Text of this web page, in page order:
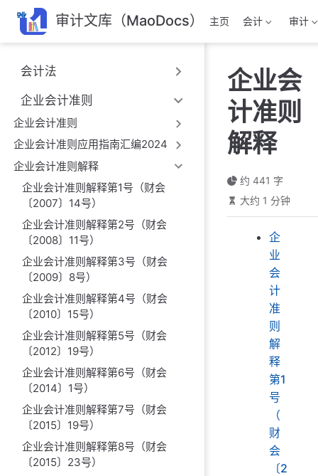
跳
至
主
內
容
审计文库（MaoDocs） 主页 会计 审计
会计法
企业会计准则
企业会计准则
企业会计准则应用指南汇编2024
企业会计准则解释
企业会计准则解释第1号（财会
〔2007〕14号）
企业会计准则解释第2号（财会
〔2008〕11号）
企业会计准则解释第3号（财会
〔2009〕8号）
企业会计准则解释第4号（财会
〔2010〕15号）
企业会计准则解释第5号（财会
〔2012〕19号）
企业会计准则解释第6号（财会
〔2014〕1号）
企业会计准则解释第7号（财会
〔2015〕19号）
企业会计准则解释第8号（财会
〔2015〕23号）
企业会
计准则
解释
约 441 字
大约 1 分钟
企
业
会
计
准
则
解
释
第1
号
（
财
会
〔2